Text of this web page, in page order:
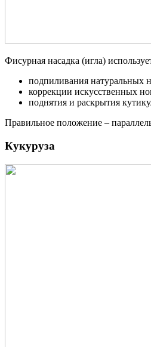
Фисурная насадка (игла)
подпиливания натуральных
коррекции искусственных
поднятия и раскрытия
Правильное положение –
Кукуруза